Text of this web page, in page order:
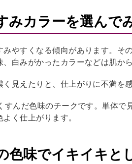
みカラーを選んで
やすくなる傾向があります。そ
白みがかったカラーなどは肌か
見えたりと、仕上がりに不満を
んだ色味のチークです。単体で
く仕上がります。
色味でイキイキと